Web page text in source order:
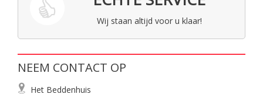
Wij staan altijd voor u klaar!
NEEM CONTACT OP
Het Beddenhuis